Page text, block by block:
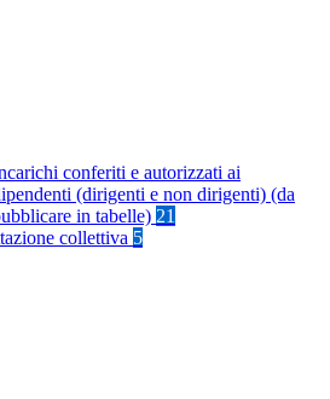
conferiti e autorizzati ai
(dirigenti e non dirigenti) (da
in tabelle) 21
collettiva 5